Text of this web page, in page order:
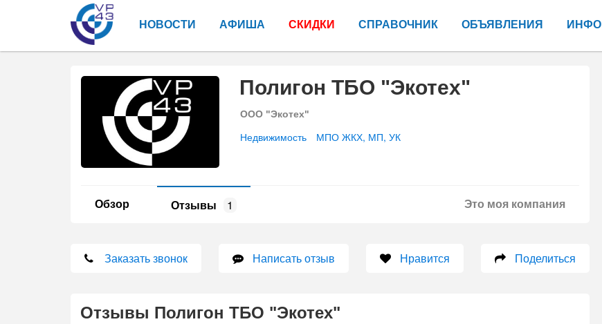
НОВОСТИ АФИША СКИДКИ СПРАВОЧНИК ОБЪЯВЛЕНИЯ ИНФО
Полигон ТБО "Экотех"
ООО "Экотех"
Недвижимость МПО ЖКХ, МП, УК
Это моя компания
Обзор Отзывы 1
Заказать звонок Написать отзыв Нравится Поделиться
Отзывы Полигон ТБО "Экотех"